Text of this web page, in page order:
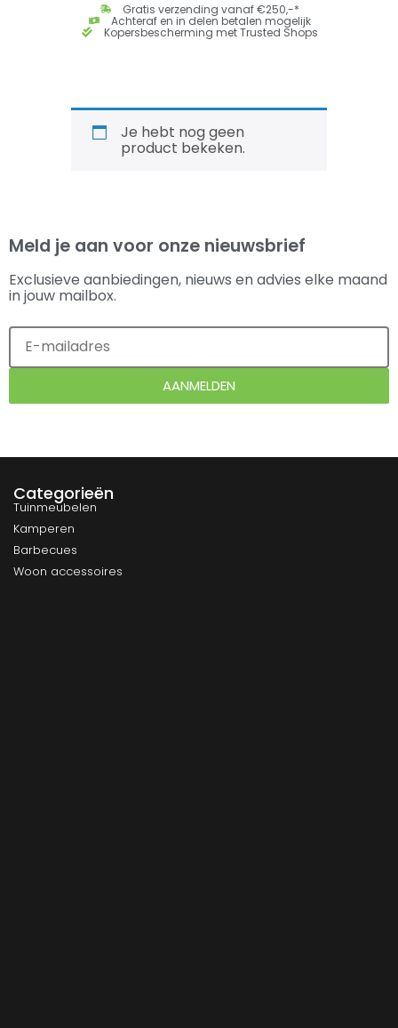
Gratis verzending vanaf €250,-*
Achteraf en in delen betalen mogelijk
Kopersbescherming met Trusted Shops
Je hebt nog geen
product bekeken.
Meld je aan voor onze nieuwsbrief
Exclusieve aanbiedingen, nieuws en advies elke maand
in jouw mailbox.
AANMELDEN
Categorieën
Tuinmeubelen
Kamperen
Barbecues
Woon accessoires